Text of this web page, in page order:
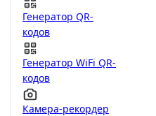
Генератор QR-
кодов
Генератор WiFi QR-
кодов
Камера-рекордер